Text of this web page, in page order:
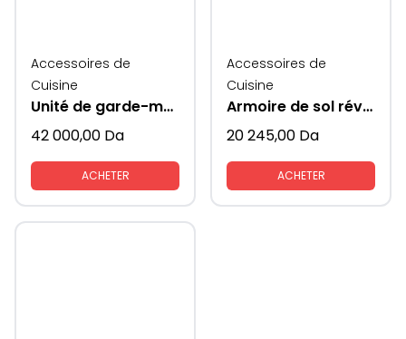
Accessoires de
Cuisine
Unité de garde-manger
42 000,00 Da
ACHETER
Accessoires de
Cuisine
Armoire de sol réversible porte mange colonne
20 245,00 Da
ACHETER